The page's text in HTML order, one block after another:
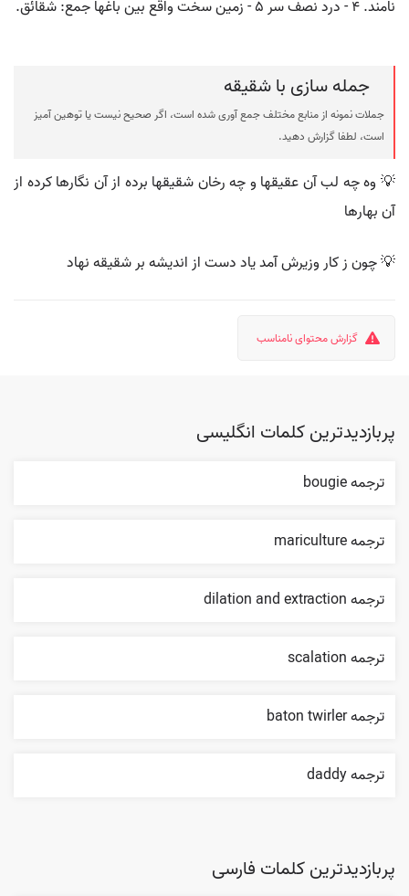
نامند. ۴ - درد نصف سر ۵ - زمین سخت واقع بین باغها جمع: شقائق.
جمله سازی با شقیقه
جملات نمونه از منابع مختلف جمع آوری شده است، اگر صحیح نیست یا توهین آمیز
است، لطفا گزارش دهید.
💡 وه چه لب آن عقیقها و چه رخان شقیقها برده از آن نگارها کرده از
آن بهارها
💡 چون ز کار وزیرش آمد یاد دست از اندیشه بر شقیقه نهاد
گزارش محتوای نامناسب
پربازدیدترین کلمات انگلیسی
ترجمه bougie
ترجمه mariculture
ترجمه dilation and extraction
ترجمه scalation
ترجمه baton twirler
ترجمه daddy
پربازدیدترین کلمات فارسی